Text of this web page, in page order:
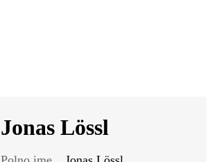
Jonas Lössl